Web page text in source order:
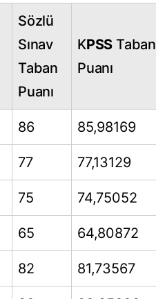
Sözlü
Sınav
Taban
Puanı
KPSSTaban
Puanı
86 85,98169
77 77,13129
75 74,75052
65 64,80872
82 81,73567